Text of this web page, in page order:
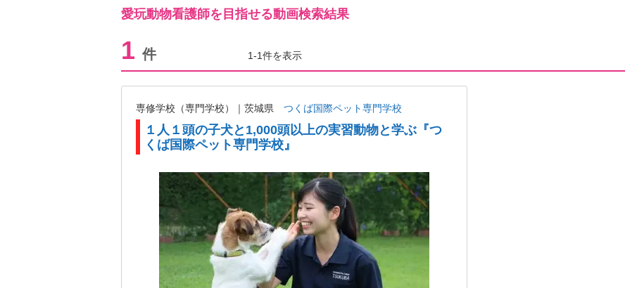
愛玩動物看護師を目指せる動画検索結果
1 件 1-1件を表示
専修学校（専門学校）｜茨城県 つくば国際ペット専門学校
１人１頭の子犬と1,000頭以上の実習動物と学ぶ『つ
くば国際ペット専門学校』